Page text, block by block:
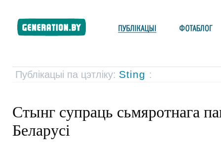
Публікацыі па цэтліку: Sting :
Стынг супраць сьмяротнага
Беларусі